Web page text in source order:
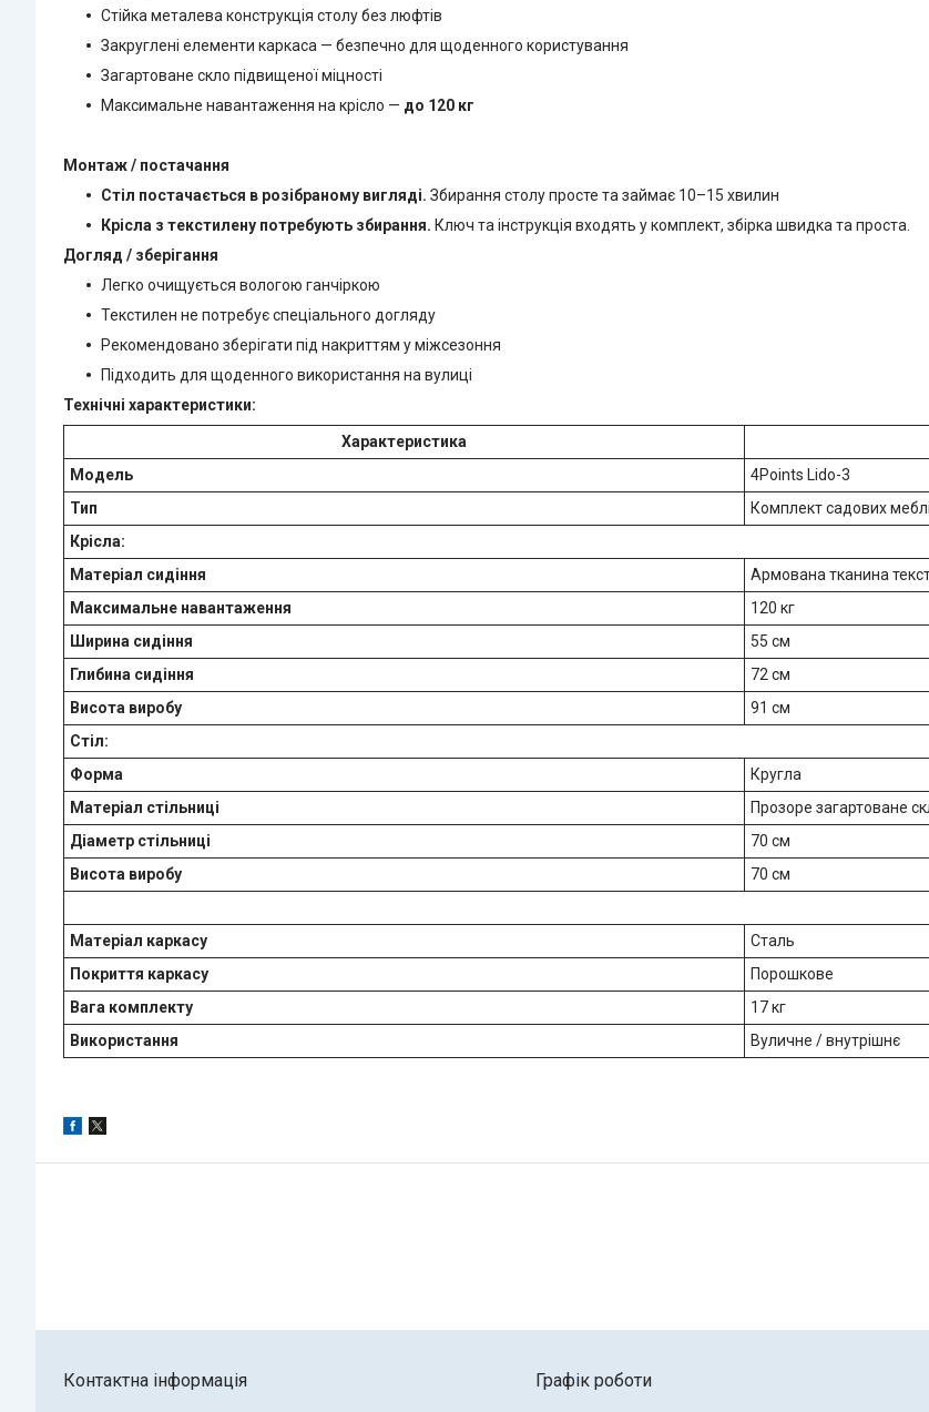
Стійка металева конструкція столу без люфтів
Закруглені елементи каркаса — безпечно для щоденного користування
Загартоване скло підвищеної міцності
Максимальне навантаження на крісло — до 120 кг
Монтаж / постачання
Стіл постачається в розібраному вигляді. Збирання столу просте та займає 10–15 хвилин
Крісла з текстилену потребують збирання. Ключ та інструкція входять у комплект, збірка швидка та проста.
Догляд / зберігання
Легко очищується вологою ганчіркою
Текстилен не потребує спеціального догляду
Рекомендовано зберігати під накриттям у міжсезоння
Підходить для щоденного використання на вулиці
Технічні характеристики:
Характеристика
Модель
4Points Lido-3
Тип
Комплект садових
Крісла:
Матеріал сидіння
Армована тканина
Максимальне навантаження
120 кг
Ширина сидіння
55 см
Глибина сидіння
72 см
Висота виробу
91 см
Стіл:
Форма
Кругла
Матеріал стільниці
Прозоре загартоване
Діаметр стільниці
70 см
Висота виробу
70 см
Матеріал каркасу
Сталь
Покриття каркасу
Порошкове
Вага комплекту
17 кг
Використання
Вуличне / внутрішнє
Графік роботи